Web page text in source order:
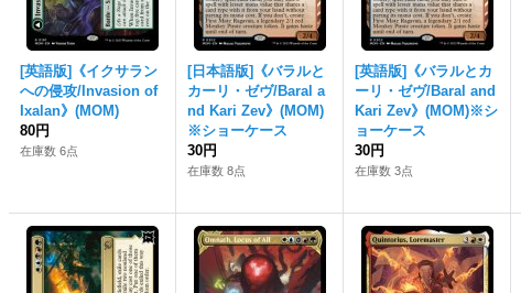
[英語版]《イクサラン
への侵攻/Invasion of
Ixalan》(MOM)
80円
在庫数 6点
[日本語版]《バラルと
カーリ・ゼヴ/Baral a
nd Kari Zev》(MOM)
※ショーケース
30円
在庫数 8点
[英語版]《バラルとカ
ーリ・ゼヴ/Baral and
Kari Zev》(MOM)※シ
ョーケース
30円
在庫数 3点